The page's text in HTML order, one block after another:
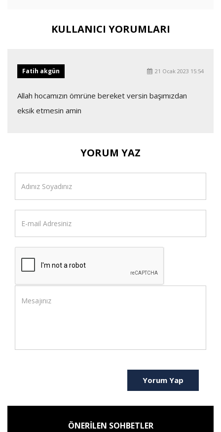
KULLANICI YORUMLARI
Fatih akgün 21 Ocak 2023 15:54
Allah hocamızın ömrüne bereket versin başımızdan
eksik etmesin amin
YORUM YAZ
Yorum Yap
ÖNERİLEN SOHBETLER